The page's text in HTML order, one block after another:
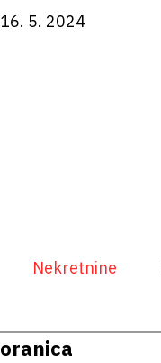
16. 5. 2024
Nekretnine
oranica